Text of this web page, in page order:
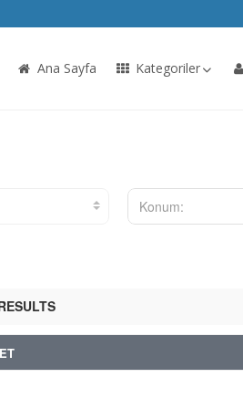
Ana Sayfa Kategoriler
Konum: